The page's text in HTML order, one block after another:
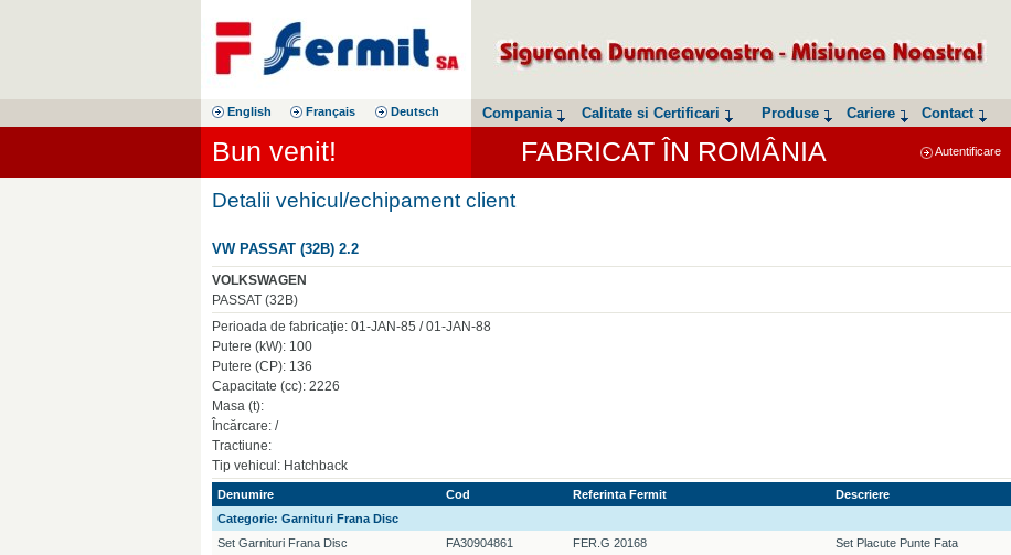
English Français Deutsch Compania Calitate si Certificari Produse Cariere Contact
Bun venit! FABRICAT ÎN ROMÂNIA Autentificare
Detalii vehicul/echipament client
VW PASSAT (32B) 2.2
VOLKSWAGEN
PASSAT (32B)
Perioada de fabricaţie: 01-JAN-85 / 01-JAN-88
Putere (kW): 100
Putere (CP): 136
Capacitate (cc): 2226
Masa (t):
Încărcare: /
Tractiune:
Tip vehicul: Hatchback
Denumire Cod Referinta Fermit Descriere
Categorie: Garnituri Frana Disc
Set Garnituri Frana Disc
FA30904861 FER.G 20168 Set Placute Punte Fata